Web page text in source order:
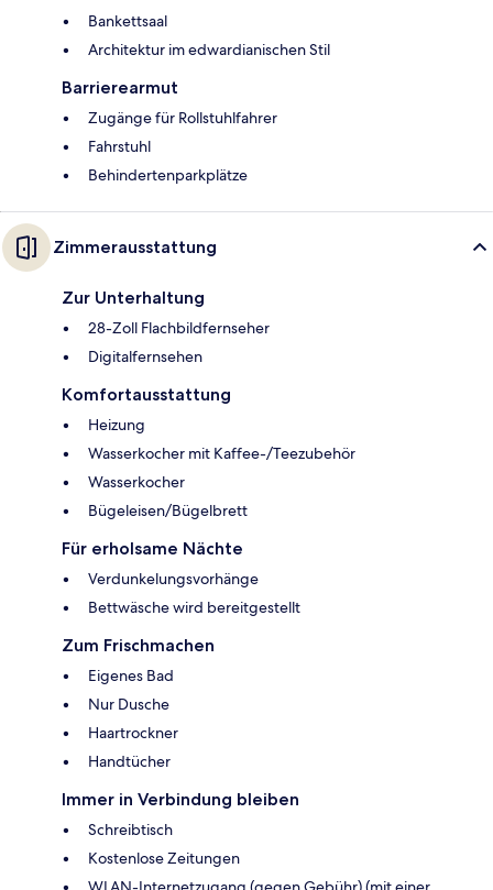
Bankettsaal
Architektur im edwardianischen Stil
Barrierearmut
Zugänge für Rollstuhlfahrer
Fahrstuhl
Behindertenparkplätze
Zimmerausstattung
Zur Unterhaltung
28-Zoll Flachbildfernseher
Digitalfernsehen
Komfortausstattung
Heizung
Wasserkocher mit Kaffee-/Teezubehör
Wasserkocher
Bügeleisen/Bügelbrett
Für erholsame Nächte
Verdunkelungsvorhänge
Bettwäsche wird bereitgestellt
Zum Frischmachen
Eigenes Bad
Nur Dusche
Haartrockner
Handtücher
Immer in Verbindung bleiben
Schreibtisch
Kostenlose Zeitungen